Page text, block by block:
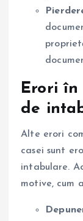
Erori în
de
Alte erori
casei sunt
intabulare.
motive, cum